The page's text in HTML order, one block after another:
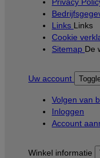
Links Links
Cookie
Sitemap De
Uw account
Volgen van
Inloggen
Account
Winkel informatie